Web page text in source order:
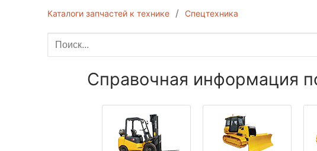
Каталоги запчастей к технике Спецтехника
Справочная информация